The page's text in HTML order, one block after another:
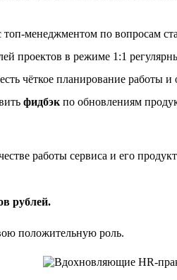
менеджментом по вопросам
проектов в режиме 1:1
чёткое планирование работы
фидбэк по обновлениям
работы сервиса и его
рублей.
положительную роль.